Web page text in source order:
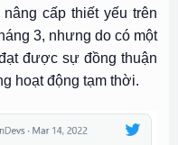
cấp thiết yếu trên
3, nhưng do có một
được sự đồng thuận
hoạt động tạm thời.